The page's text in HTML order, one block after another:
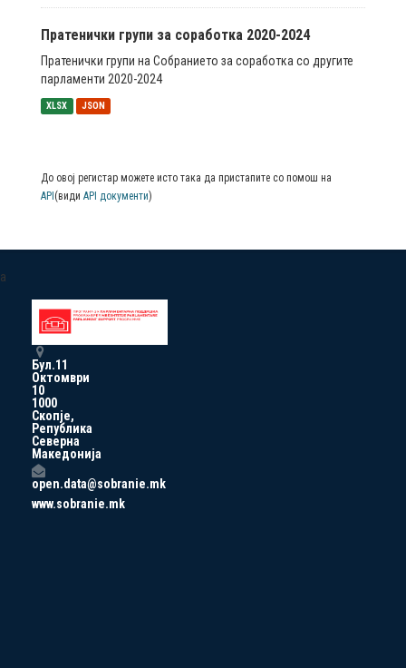
Пратенички групи за соработка 2020-2024
Пратенички групи на Собранието за соработка со другите
парламенти 2020-2024
XLSX JSON
До овој регистар можете исто така да пристапите со помош на
API (види API документи)
a
Бул.11
Октомври
10
1000
Скопје,
Република
Северна
Македонија
open.data@sobranie.mk
www.sobranie.mk